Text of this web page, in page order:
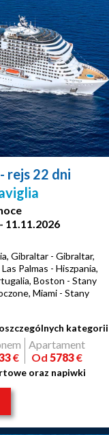
- rejs 22 dni
11.11.2026
Gibraltar - Gibraltar,
Palmas - Hiszpania,
Boston - Stany
Miami - Stany
kategorii
€
Apartament
Od 5783€
oraz napiwki